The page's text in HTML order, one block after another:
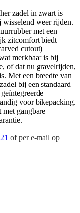
zadel in zwart is
wisselend weer rijden.
met een
zitcomfort biedt
cutout)
merkbaar is bij
of dat nu gravelrijden,
Met een breedte van
bij een standaard
voor bikepacking.
met gangbare
of per e-mail op